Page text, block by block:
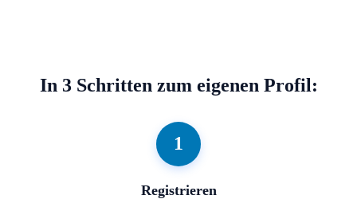
In 3 Schritten zum eigenen Profil:
1
Registrieren